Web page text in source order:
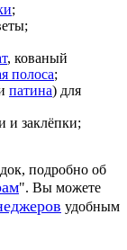
;
, кованый
полоса;
патина) для
и заклёпки;
подробно об
". Вы можете
удобным